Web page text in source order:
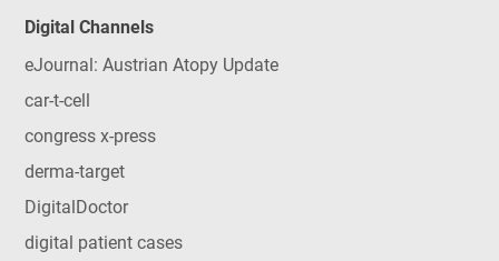
Digital Channels
eJournal: Austrian Atopy Update
car-t-cell
congress x-press
derma-target
DigitalDoctor
digital patient cases